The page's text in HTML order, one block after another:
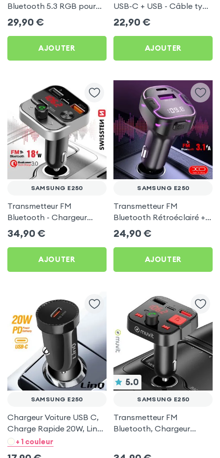
Bluetooth 5.3 RGB pour
Samsung E250
29,90 €
AJOUTER
USB-C + USB - Câble type
C 60W Blue Star pour
Samsung E250
22,90 €
AJOUTER
SAMSUNG E250
Transmetteur FM
Bluetooth - Chargeur
Voiture USB C + USB -
Swissten
34,90 €
AJOUTER
SAMSUNG E250
Transmetteur FM
Bluetooth Rétroéclairé +
Chargeur Voiture USB C
et USB - XO
24,90 €
AJOUTER
SAMSUNG E250
Chargeur Voiture USB C,
Charge Rapide 20W, LinQ
- Noir pour Samsung E250
+ 1 couleur
5.0
SAMSUNG E250
Transmetteur FM
Bluetooth, Chargeur